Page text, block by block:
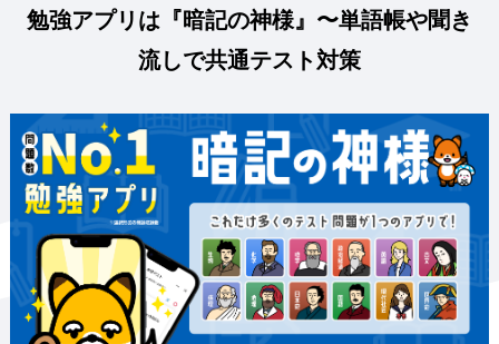
勉強アプリは『暗記の神様』〜単語帳や聞き
流しで共通テスト対策